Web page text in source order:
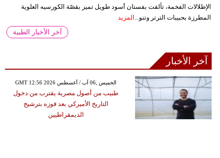
الإطلالات الفخمة، تألقت بفستان أسود طويل تميز بقصّة الكورسيه العلوية
المطرزة بحبيبات الترتر وتنو...
المزيد
آخر الأخبار الطبية
آخر الأخبار
GMT 12:56 2026 الخميس ,06 آب / أغسطس
طبيب من أصول مصرية يقترب من دخول
التاريخ الأميركي بعد فوزه بترشيح
الديمقراطيين